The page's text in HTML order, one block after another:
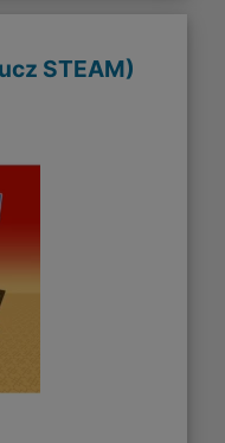
STEAM)